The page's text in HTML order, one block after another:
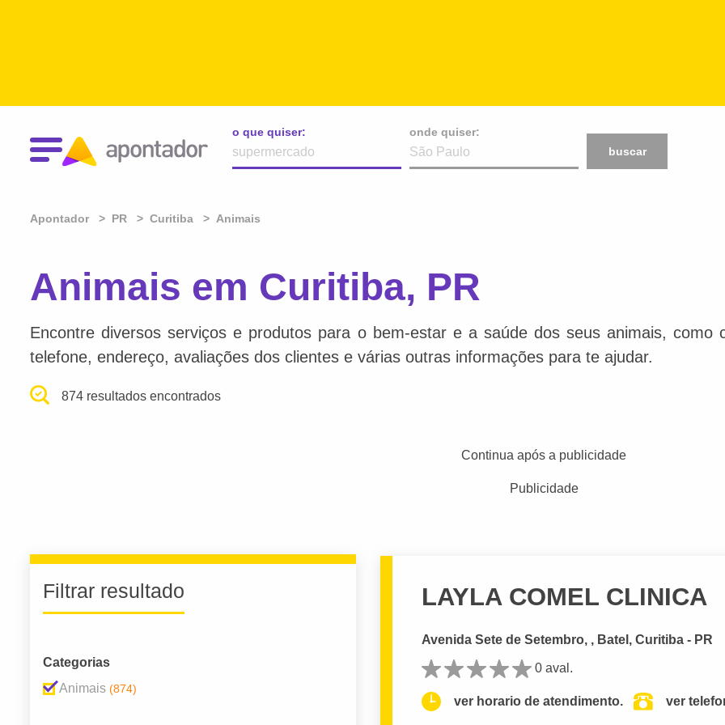
o que quiser:
onde quiser:
buscar
Apontador PR Curitiba Animais
Animais em Curitiba, PR
Encontre diversos serviços e produtos para o bem-estar e a saúde dos seus animais, como
telefone, endereço, avaliações dos clientes e várias outras informações para te ajudar.
874 resultados encontrados
Continua após a publicidade
Publicidade
Filtrar resultado
Categorias
Animais (874)
LAYLA COMEL CLINICA
Avenida Sete de Setembro, , Batel, Curitiba - PR
0 aval.
ver horario de atendimento. ver